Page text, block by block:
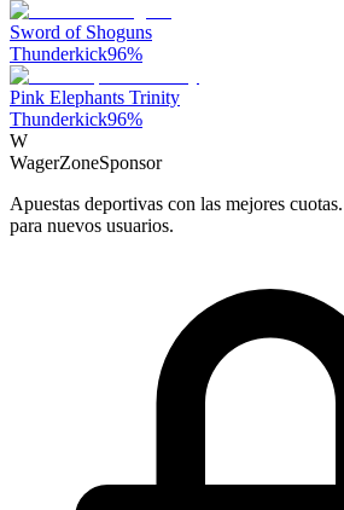
Sword of Shoguns
Thunderkick96%
Pink Elephants Trinity
Thunderkick96%
W
WagerZoneSponsor
Apuestas deportivas con las mejores
para nuevos usuarios.